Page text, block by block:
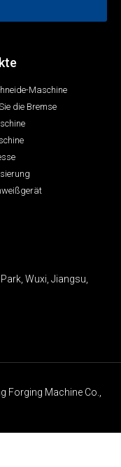
Maschine
die Bremse
Wuxi, Jiangsu,
Forging Machine Co.,